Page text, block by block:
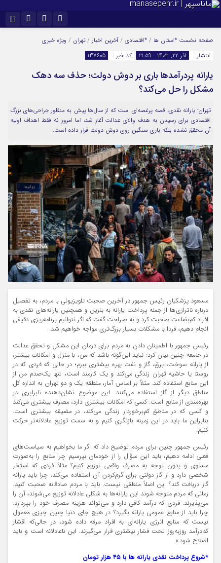
اینستاگرام
تلگرام
سروش
ایتا
آپارات
نام کاربری یا نشانی ایمیل
رمز عبور
مرا به خاطر بسپار
صفحه نخست *استان ها / *اقتصادی / آخرین اخبار / تهران / ویژه خبری
انتشار :
آذر ۲۲, ۱۴۰۳ - ۲۱:۵۹ کد خبر : 137605
یارانه پردرآمدها باری بر دوش دولت؛ حذف سه دهک
مشکل را حل می‌کند؟
تهران- یارانه‌ نقدی، قصه پرغصه‌ای است که از سال‌ها پیش به منظور جراحی‌های بزرگ
اقتصادی برای رسیدن به هدف والای عدالت آغاز شد، اما امروز نه فقط اهداف اولیه
آن محقق نشده بلکه باری سنگین روی دوش دولت قرار داده است.
مسعود پزشکیان رئیس جمهور در آخرین صحبت تلویزیونی با مردم، به تفصیل
درباره ناترازی‌ها از جمله پرداخت یارانه به بنزین و همچنین یارانه‌های نقدی به
افراد کم‌بضاعت صحبت کرد و به صراحت گفت که اگر نتوانیم برنامه‌ریزی دقیقی
انجام دهیم، فردا با مشکلات بسیار بزرگ‌تری مواجه خواهیم شد.
رئیس جمهور با اطمینان دادن به مردم برای درمان این مشکل و تحقق عدالت
در جامعه چنین بیان کرد: نباید این‌گونه باشد که من، با منزل و امکانات بیشتر،
از یارانه سوخت، برق، گاز و نفت بهره بیشتری ببرم؛ در حالی که فردی که در
روستا یا حاشیه تهران زندگی می‌کند و یک کارمند است، تنها یک‌صدم من از
این منابع استفاده کند. مثلاً بر اساس آمار، منطقه یک و دو تهران به اندازه کل
مناطق دیگر از گاز استفاده می‌کنند. این موضوع نشان‌دهنده نابرابری در
بهره‌مندی از منابع است. کسی که امکانات بیشتری دارد، مصرف بیشتری می‌کند
و کسی که در مناطق کم‌برخوردار زندگی می‌کند، در مضیقه بیشتری است.
بنابراین ما باید در این زمینه بازنگری کنیم و به سمت توزیع عادلانه‌تر حرکت
کنیم.
رئیس جمهور چنین برای مردم توضیح داد که اگر ما بخواهیم به سیاست‌های
فعلی ادامه دهیم، باید این سؤال را از خودمان بپرسیم چرا منابع را به‌صورت
مساوی و بدون توجه به مصرف واقعی توزیع کنیم؟ مثلاً فردی که استخر
شخصی دارد و از گاز دولتی برای گرم‌کردن آن استفاده می‌کند، چرا باید یارانه
گاز دریافت کند؟ این اصلاً منطقی نیست. باید با مردم صادقانه صحبت کنیم.
زمانی که مردم متوجه شوند این یارانه‌ها به شکلی عادلانه توزیع می‌شوند، آن را
می‌پذیرند. فردی که درآمد کافی دارد و می‌تواند هزینه مصرف خود را بپردازد.
چرا باید از منابع عمومی یارانه بگیرد؟ در هیچ جای دنیا چنین چیزی معمول
نیست که منابع انرژی یارانه‌ای به افراد مرفه داده شود، در حالی‌که اقشار
کم‌درآمد روزبه‌روز تحت فشار بیشتری قرار می‌گیرند. این ناعادلانه است و باید
اصلاح شود.»
*شروع پرداخت نقدی یارانه ها با ۴۵ هزار تومان